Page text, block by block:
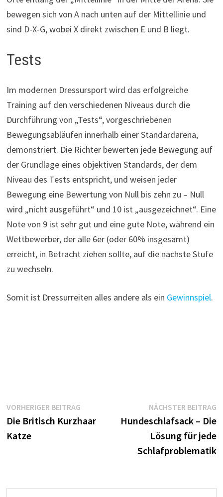
bewegen sich von A nach unten auf der Mittellinie und
sind D-X-G, wobei X direkt zwischen E und B liegt.
Tests
Im modernen Dressursport wird das erfolgreiche
Training auf den verschiedenen Niveaus durch die
Durchführung von „Tests“, vorgeschriebenen
Bewegungsabläufen innerhalb einer Standardarena,
demonstriert. Die Richter bewerten jede Bewegung auf
der Grundlage eines objektiven Standards, der dem
Niveau des Tests entspricht, und weisen jeder
Bewegung eine Bewertung von Null bis zehn zu – Null
wird „nicht ausgeführt“ und 10 ist „ausgezeichnet“. Eine
Note von 9 ist sehr gut und eine gute Note, während ein
Wettbewerber, der alle 6er (oder 60% insgesamt)
erreicht, in Betracht ziehen sollte, auf die nächste Stufe
zu wechseln.
Somit ist Dressurreiten alles andere als ein Gewinnspiel.
Beitragsnavigation
VORHERIGER BEITRAGVorheriger
Beitrag:
Die Britisch Kurzhaar
Katze
NÄCHSTER BEITRAG
Hundeschlafsack – Die
Lösung für jede
Schlafproblematik